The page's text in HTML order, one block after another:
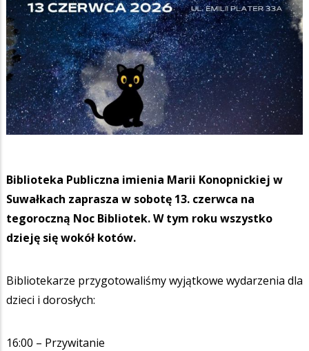
Biblioteka Publiczna imienia Marii Konopnickiej w
Suwałkach zaprasza w sobotę 13. czerwca na
tegoroczną Noc Bibliotek. W tym roku wszystko
dzieję się wokół kotów.
Bibliotekarze przygotowaliśmy wyjątkowe wydarzenia dla
dzieci i dorosłych:
16:00 – Przywitanie